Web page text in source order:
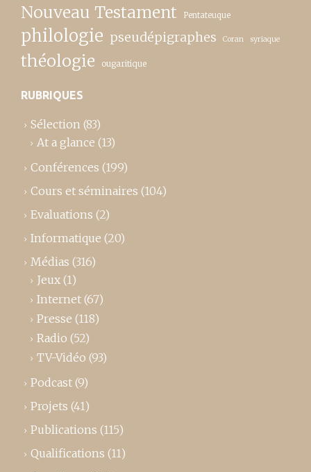
Nouveau Testament Pentateuque
philologie pseudépigraphes Coran syriaque
théologie ougaritique
RUBRIQUES
Sélection (83)
At a glance (13)
Conférences (199)
Cours et séminaires (104)
Evaluations (2)
Informatique (20)
Médias (316)
Jeux (1)
Internet (67)
Presse (118)
Radio (52)
TV-Vidéo (93)
Podcast (9)
Projets (41)
Publications (115)
Qualifications (11)